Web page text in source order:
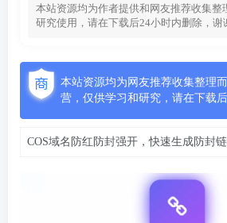
本站资源均为作者提供和网友推荐收集整
研究使用，请在下载后24小时内删除，谢
本站资源均为网友推荐收集整理
营，仅供学习和研究，请在下载
COS域名防红防封强开，快速生成防封